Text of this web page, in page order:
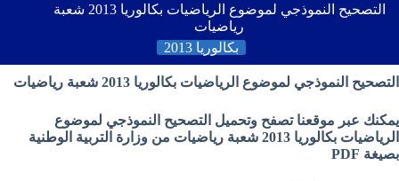
التصحيح النموذجي لموضوع الرياضيات بكالوريا 2013 شعبة
رياضيات
بكالوريا 2013
التصحيح النموذجي لموضوع الرياضيات بكالوريا 2013 شعبة رياضيات
يمكنك عبر موقعنا تصفح وتحميل التصحيح النموذجي لموضوع
الرياضيات بكالوريا 2013 شعبة رياضيات من وزارة التربية الوطنية
بصيغة PDF